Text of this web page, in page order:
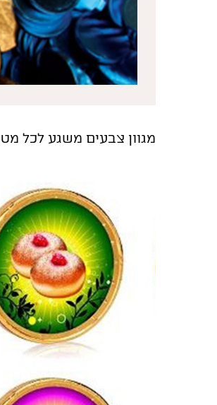
מגוון צבעים משגע לכל